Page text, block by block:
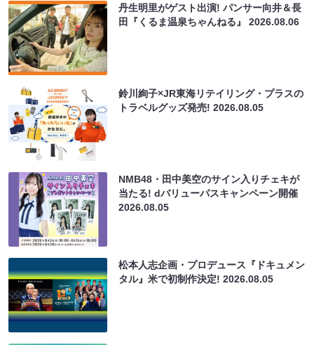
丹生明里がゲスト出演! パンサー向井＆長
田『くるま温泉ちゃんねる』2026.08.06
鈴川絢子×JR東海リテイリング・プラスの
トラベルグッズ発売!2026.08.05
NMB48・田中美空のサイン入りチェキが
当たる! dバリューパスキャンペーン開催
2026.08.05
松本人志企画・プロデュース『ドキュメン
タル』米で初制作決定!2026.08.05